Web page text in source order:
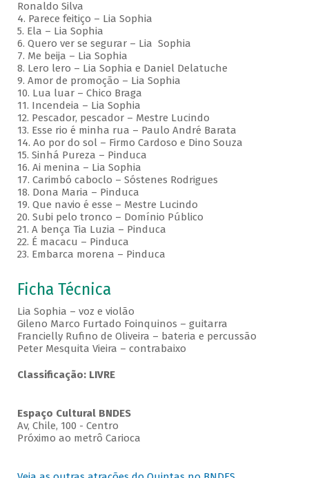
Ronaldo Silva
4. Parece feitiço – Lia Sophia
5. Ela – Lia Sophia
6. Quero ver se segurar – Lia Sophia
7. Me beija – Lia Sophia
8. Lero lero – Lia Sophia e Daniel Delatuche
9. Amor de promoção – Lia Sophia
10. Lua luar – Chico Braga
11. Incendeia – Lia Sophia
12. Pescador, pescador – Mestre Lucindo
13. Esse rio é minha rua – Paulo André Barata
14. Ao por do sol – Firmo Cardoso e Dino Souza
15. Sinhá Pureza – Pinduca
16. Ai menina – Lia Sophia
17. Carimbó caboclo – Sóstenes Rodrigues
18. Dona Maria – Pinduca
19. Que navio é esse – Mestre Lucindo
20. Subi pelo tronco – Domínio Público
21. A bença Tia Luzia – Pinduca
22. É macacu – Pinduca
23. Embarca morena – Pinduca
Ficha Técnica
Lia Sophia – voz e violão
Gileno Marco Furtado Foinquinos – guitarra
Francielly Rufino de Oliveira – bateria e percussão
Peter Mesquita Vieira – contrabaixo
Classificação: LIVRE
Espaço Cultural BNDES
Av, Chile, 100 - Centro
Próximo ao metrô Carioca